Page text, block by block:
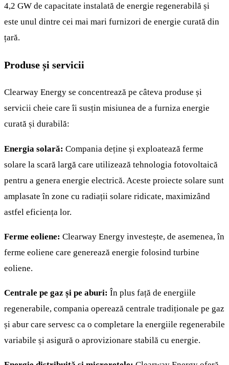
4,2 GW de capacitate instalată de energie regenerabilă și
este unul dintre cei mai mari furnizori de energie curată din
țară.
Produse și servicii
Clearway Energy se concentrează pe câteva produse și
servicii cheie care îi susțin misiunea de a furniza energie
curată și durabilă:
Energia solară: Compania deține și exploatează ferme
solare la scară largă care utilizează tehnologia fotovoltaică
pentru a genera energie electrică. Aceste proiecte solare sunt
amplasate în zone cu radiații solare ridicate, maximizând
astfel eficiența lor.
Ferme eoliene: Clearway Energy investește, de asemenea, în
ferme eoliene care generează energie folosind turbine
eoliene.
Centrale pe gaz și pe aburi: În plus față de energiile
regenerabile, compania operează centrale tradiționale pe gaz
și abur care servesc ca o completare la energiile regenerabile
variabile și asigură o aprovizionare stabilă cu energie.